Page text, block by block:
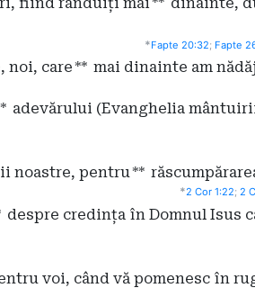
*Fapte 20:32; Fapte
noi, care** mai dinainte am
* adevărului (Evanghelia
noastre, pentru**
*2 Cor 1:22; 2
despre credința în Domnul Isus
voi, când vă pomenesc în